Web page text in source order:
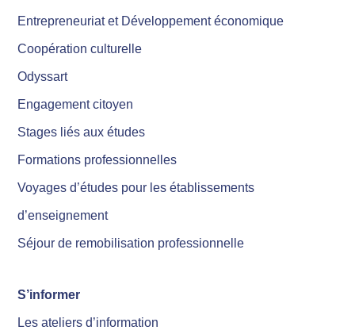
Entrepreneuriat et Développement économique
Coopération culturelle
Odyssart
Engagement citoyen
Stages liés aux études
Formations professionnelles
Voyages d’études pour les établissements
d’enseignement
Séjour de remobilisation professionnelle
S’informer
Les ateliers d’information